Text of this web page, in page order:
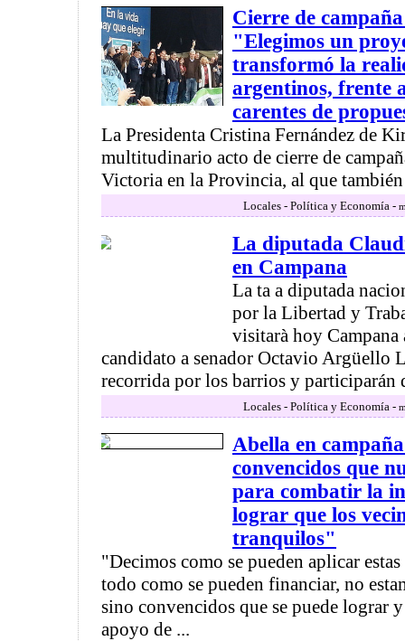
Cierre de
"Elegimos un
transformó la
argentinos, frente
carentes de
La Presidenta Cristina Fernández de
multitudinario acto de cierre de
Victoria en la Provincia, al que
Locales - Política y Economía -
La diputada
en Campana
La ta a diputada
por la Libertad y
visitarà hoy Campana
candidato a senador Octavio Argüello
recorrida por los barrios y participarán
Locales - Política y Economía -
Abella en
convencidos que
para combatir la
lograr que los
tranquilos"
"Decimos como se pueden aplicar
todo como se pueden financiar, no
sino convencidos que se puede lograr
apoyo de ...